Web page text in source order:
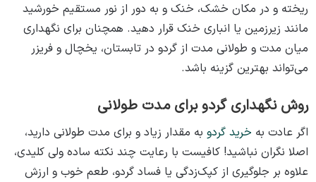
ریخته و در مکان خشک، خنک و به دور از نور مستقیم خورشید
مانند زیرزمین یا انباری خنک قرار دهید. همچنان برای نگهداری
میان مدت و طولانی مدت از گردو در تابستان، یخچال و فریزر
می‌تواند بهترین گزینه باشد.
روش نگهداری گردو برای مدت طولانی
اگر عادت به خرید گردو به مقدار زیاد و برای مدت طولانی دارید،
اصلا نگران نباشید! کافیست با رعایت چند نکته ساده ولی کلیدی،
علاوه بر جلوگیری از کپک‌زدگی یا فساد گردو، طعم خوب و ارزش